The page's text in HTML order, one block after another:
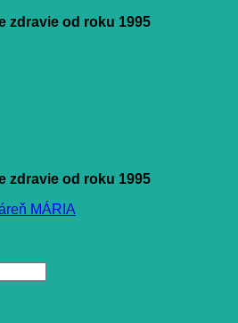
zdravie od roku 1995
zdravie od roku 1995